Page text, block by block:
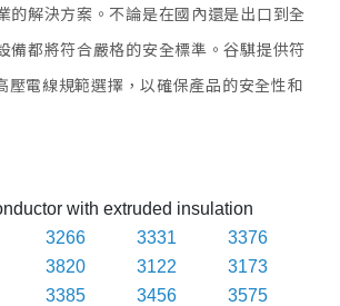
的解決方案。不論是在國內還是出口到全
備都將符合嚴格的安全標準。谷騏提供符
壓電線規範選擇，以確保產品的安全性和
with extruded insulation
3266 3331
3376
3820 3122
3173
3385 3456
3575